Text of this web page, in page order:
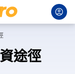
途徑